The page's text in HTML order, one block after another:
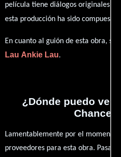
película tiene diálogos originales en
esta producción ha sido compuesta
En cuanto al guión de esta obra, se
Lau Ankie Lau.
¿Dónde puedo ver
Chance
Lamentablemente por el momento
proveedores para esta obra. Pasa